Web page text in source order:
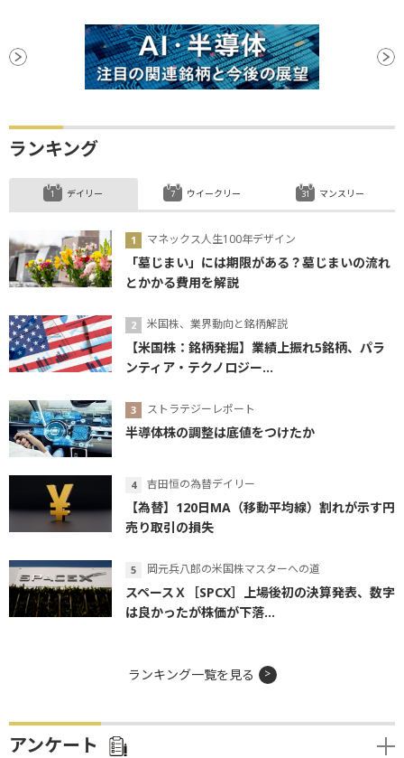
ランキング
デイリー
マネックス人生100年デザイン
「墓じまい」には期限がある？墓じまいの流れ
とかかる費用を解説
米国株、業界動向と銘柄解説
【米国株：銘柄発掘】業績上振れ5銘柄、パラ
ンティア・テクノロジー...
ストラテジーレポート
半導体株の調整は底値をつけたか
吉田恒の為替デイリー
【為替】120日MA（移動平均線）割れが示す円
売り取引の損失
岡元兵八郎の米国株マスターへの道
スペースＸ［SPCX］上場後初の決算発表、数字
は良かったが株価が下落...
ウイークリー マンスリー
ランキング一覧を見る
アンケート